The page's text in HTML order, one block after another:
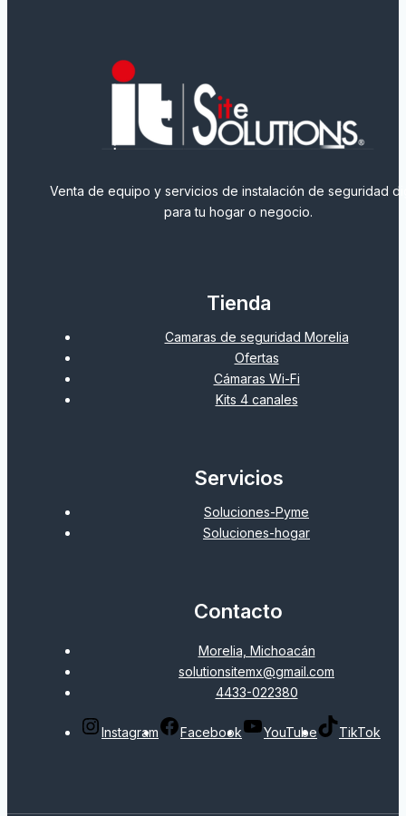
Venta de equipo y servicios de instalación de seguridad
para tu hogar o negocio.
Tienda
Camaras de seguridad Morelia
Ofertas
Cámaras Wi-Fi
Kits 4 canales
Servicios
Soluciones-Pyme
Soluciones-hogar
Contacto
Morelia, Michoacán
solutionsitemx@gmail.com
4433-022380
Instagram Facebook YouTube TikTok